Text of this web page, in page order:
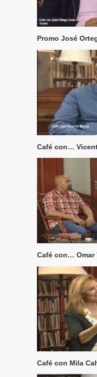
Promo José
Café con…
Café con… Omar
Café con Mila